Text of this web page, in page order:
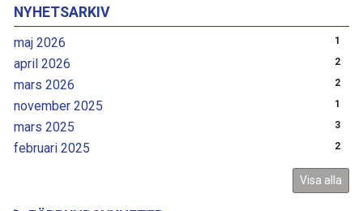
NYHETSARKIV
maj 2026 1
april 2026 2
mars 2026 2
november 2025 1
mars 2025 3
februari 2025 2
Visa alla